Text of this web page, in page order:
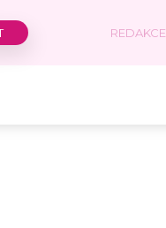
REDAKCE